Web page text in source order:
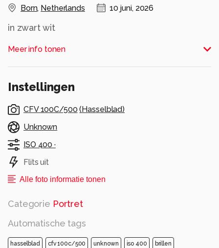
Born, Netherlands 10 juni, 2026
in zwart wit
Alle rechten voorbehouden
Meer info tonen
Instellingen
CFV 100C/500 ( Hasselblad)
Unknown
ISO 400 ·
Flits uit
Alle foto informatie tonen
Categorie Portret
Automatische tags
hasselblad cfv 100c/500 unknown iso 400 brillen